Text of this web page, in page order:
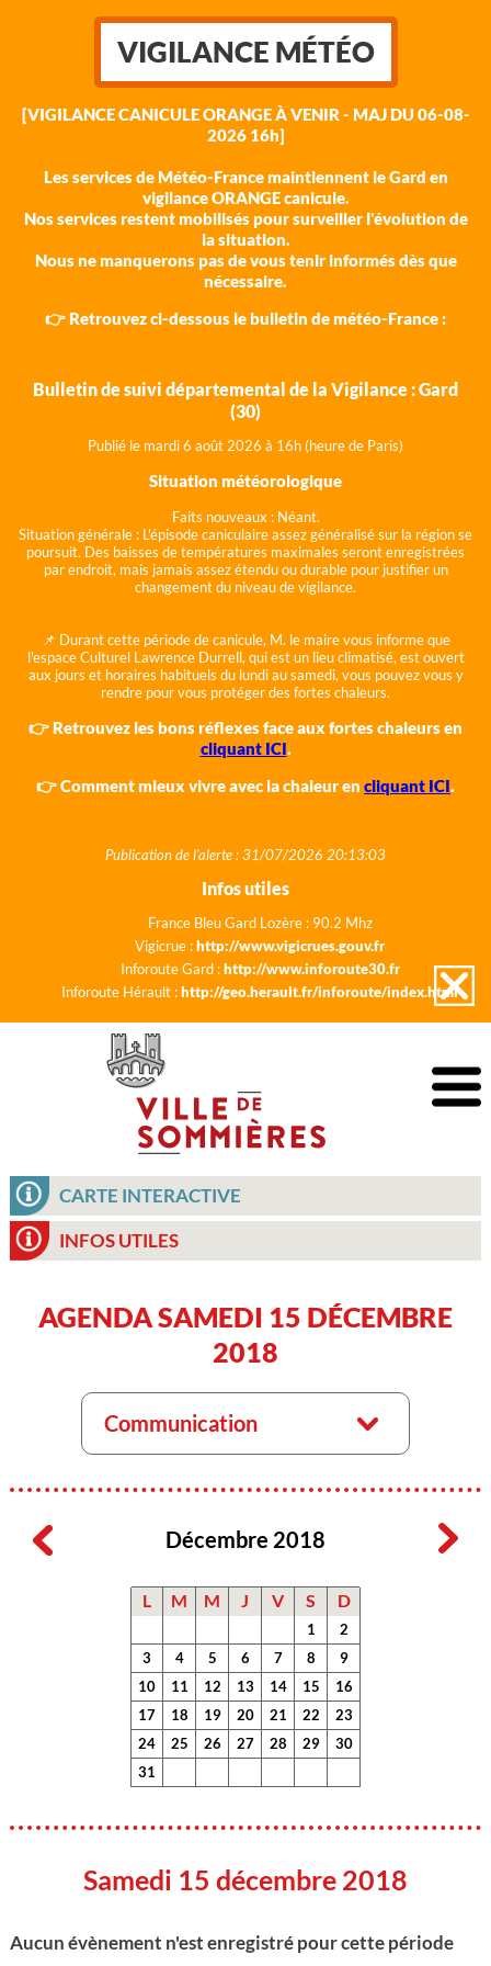
VIGILANCE MÉTÉO
[VIGILANCE CANICULE ORANGE À VENIR - MAJ DU 06-08-
2026 16h]
Les services de Météo-France maintiennent le Gard en
vigilance ORANGE canicule.
Nos services restent mobilisés pour surveiller l'évolution de
la situation.
Nous ne manquerons pas de vous tenir informés dès que
nécessaire.
👉 Retrouvez ci-dessous le bulletin de météo-France :
Bulletin de suivi départemental de la Vigilance : Gard
(30)
Publié le mardi 6 août 2026 à 16h (heure de Paris)
Situation météorologique
Faits nouveaux : Néant.
Situation générale : L'épisode caniculaire assez généralisé sur la région se
poursuit. Des baisses de températures maximales seront enregistrées
par endroit, mais jamais assez étendu ou durable pour justifier un
changement du niveau de vigilance.
📌 Durant cette période de canicule, M. le maire vous informe que
l'espace Culturel Lawrence Durrell, qui est un lieu climatisé, est ouvert
aux jours et horaires habituels du lundi au samedi, vous pouvez vous y
rendre pour vous protéger des fortes chaleurs.
👉 Retrouvez les bons réflexes face aux fortes chaleurs en
cliquant ICI.
👉 Comment mieux vivre avec la chaleur en cliquant ICI.
Publication de l'alerte : 31/07/2026 20:13:03
Infos utiles
France Bleu Gard Lozère : 90.2 Mhz
Vigicrue :http://www.vigicrues.gouv.fr
Inforoute Gard :http://www.inforoute30.fr
Inforoute Hérault :http://geo.herault.fr/inforoute/index.html
CARTE INTERACTIVE
INFOS UTILES
AGENDA SAMEDI 15 DÉCEMBRE
2018
Communication
Décembre 2018
L M M J V S D
1
2
3
4 5 6 7 8
9
10
11 12 13 14 15
16
17
18 19 20 21 22
23
24
25 26 27 28 29
30
31
Samedi 15 décembre 2018
Aucun évènement n'est enregistré pour cette période